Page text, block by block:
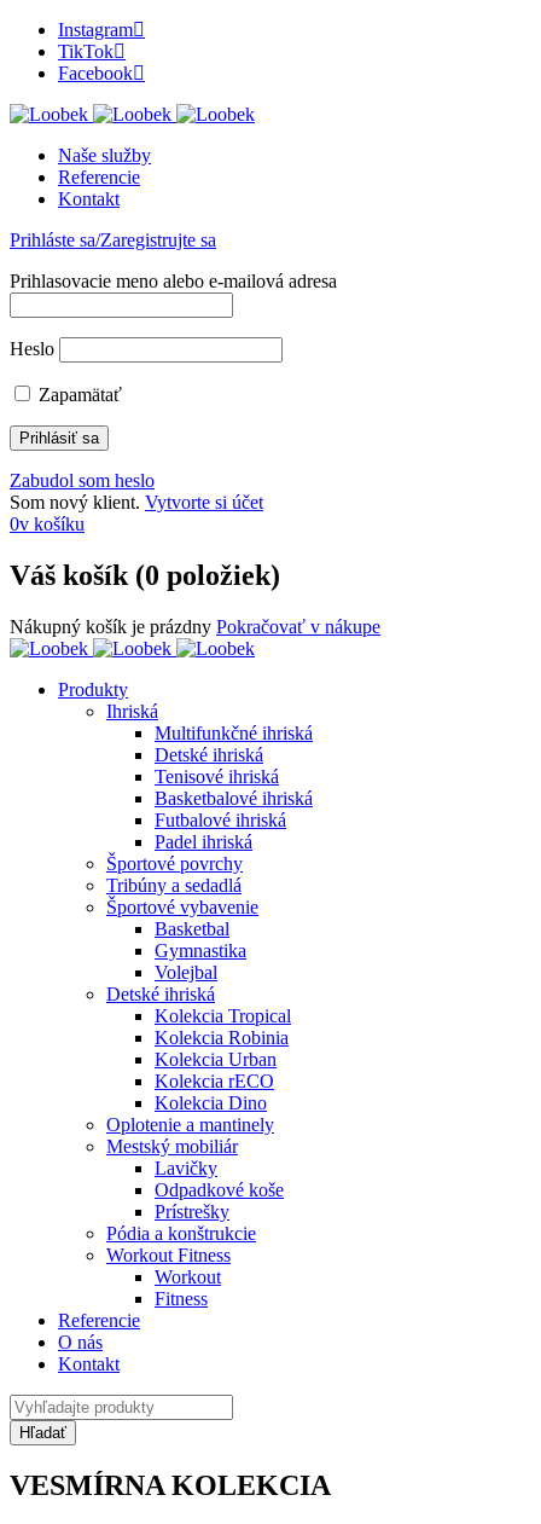
Instagram
TikTok
Facebook
Naše služby
Referencie
Kontakt
Prihláste sa/Zaregistrujte sa
Prihlasovacie meno alebo e-mailová adresa
Heslo
Zapamätať
Zabudol som heslo
Som nový klient. Vytvorte si účet
0v košíku
Váš košík (0 položiek)
Nákupný košík je prázdny Pokračovať v nákupe
Produkty
Ihriská
Multifunkčné ihriská
Detské ihriská
Tenisové ihriská
Basketbalové ihriská
Futbalové ihriská
Padel ihriská
Športové povrchy
Tribúny a sedadlá
Športové vybavenie
Basketbal
Gymnastika
Volejbal
Detské ihriská
Kolekcia Tropical
Kolekcia Robinia
Kolekcia Urban
Kolekcia rECO
Kolekcia Dino
Oplotenie a mantinely
Mestský mobiliár
Lavičky
Odpadkové koše
Prístrešky
Pódia a konštrukcie
Workout Fitness
Workout
Fitness
Referencie
O nás
Kontakt
VESMÍRNA KOLEKCIA